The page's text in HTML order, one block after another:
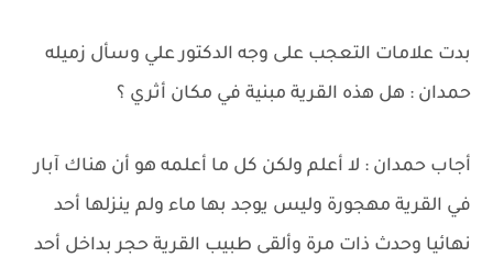
بدت علامات التعجب على وجه الدكتور علي وسأل زميله
حمدان : هل هذه القرية مبنية في مكان أثري ؟
أجاب حمدان : لا أعلم ولكن كل ما أعلمه هو أن هناك آبار
في القرية مهجورة وليس يوجد بها ماء ولم ينزلها أحد
نهائيا وحدث ذات مرة وألقى طبيب القرية حجر بداخل أحد